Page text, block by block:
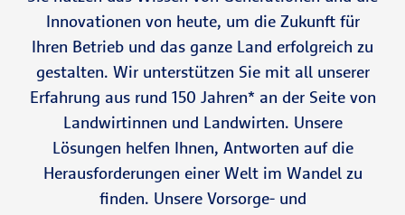
Innovationen von heute, um die Zukunft für
Ihren Betrieb und das ganze Land erfolgreich zu
gestalten. Wir unterstützen Sie mit all unserer
Erfahrung aus rund 150 Jahren* an der Seite von
Landwirtinnen und Landwirten. Unsere
Lösungen helfen Ihnen, Antworten auf die
Herausforderungen einer Welt im Wandel zu
finden. Unsere Vorsorge- und